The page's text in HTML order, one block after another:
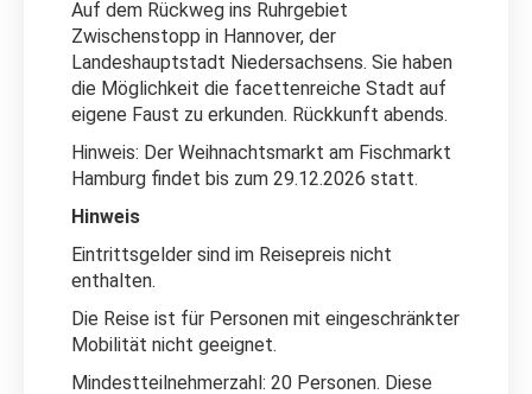
Auf dem Rückweg ins Ruhrgebiet
Zwischenstopp in Hannover, der
Landeshauptstadt Niedersachsens. Sie haben
die Möglichkeit die facettenreiche Stadt auf
eigene Faust zu erkunden. Rückkunft abends.
Hinweis: Der Weihnachtsmarkt am Fischmarkt
Hamburg findet bis zum 29.12.2026 statt.
Hinweis
Eintrittsgelder sind im Reisepreis nicht
enthalten.
Die Reise ist für Personen mit eingeschränkter
Mobilität nicht geeignet.
Mindestteilnehmerzahl: 20 Personen. Diese